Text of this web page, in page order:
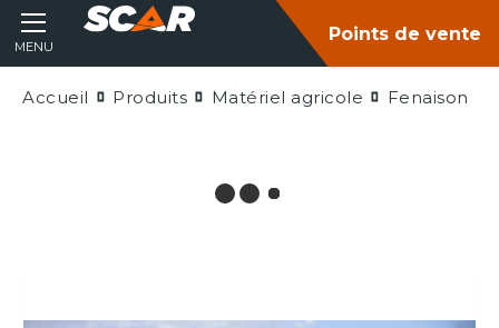
MENU
Points de vente
Accueil Produits Matériel agricole Fenaison